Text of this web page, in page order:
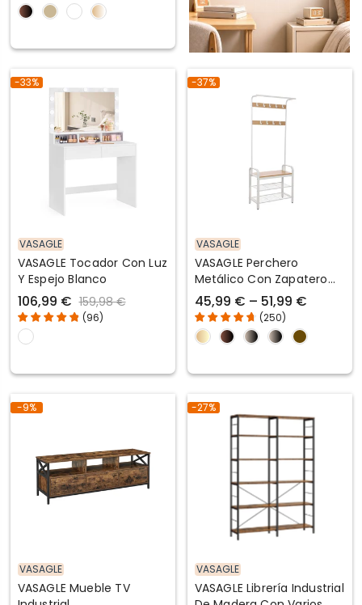
-33%
VASAGLE
VASAGLE Tocador Con Luz
Y Espejo Blanco
106,99 € 159,98 €
(96)
-37%
VASAGLE
VASAGLE Perchero
Metálico Con Zapatero
Moderno
45,99 € – 51,99 €
(250)
-9%
VASAGLE
VASAGLE Mueble TV
-27%
VASAGLE
VASAGLE Librería Industrial